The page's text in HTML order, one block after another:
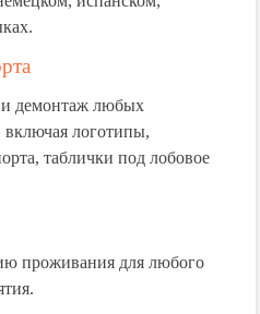
и демонтаж любых
включая логотипы,
таблички под лобовое
проживания для любого